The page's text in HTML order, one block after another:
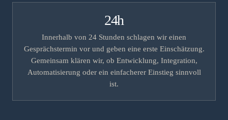
24h
Innerhalb von 24 Stunden schlagen wir einen
Gesprächstermin vor und geben eine erste Einschätzung.
Gemeinsam klären wir, ob Entwicklung, Integration,
Automatisierung oder ein einfacherer Einstieg sinnvoll
ist.